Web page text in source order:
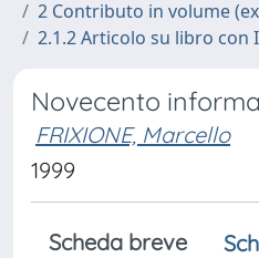
2 Contributo in volume
2.1.2 Articolo su libro con
Novecento
FRIXIONE, Marcello
1999
Scheda breve